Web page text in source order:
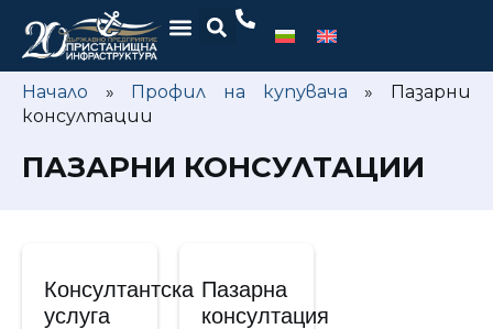
Начало » Профил на купувача » Пазарни
консултации
ПАЗАРНИ КОНСУЛТАЦИИ
Консултантска
услуга
Пазарна
консултация